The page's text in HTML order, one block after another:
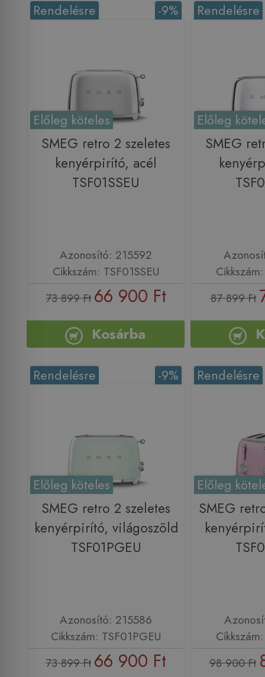
-9%
Rendelésre
Előleg köteles
SMEG retro 2 szeletes
kenyérpirító, acél
TSF01SSEU
Azonosító: 215592
Cikkszám: TSF01SSEU
73 899 Ft 66 900 Ft
Kosárba
Rendelésre
Előleg
SMEG
87 899 Ft
-9%
Rendelésre
Előleg köteles
SMEG retro 2 szeletes
kenyérpirító, világoszöld
TSF01PGEU
Azonosító: 215586
Cikkszám: TSF01PGEU
73 899 Ft 66 900 Ft
Rendelésre
Előleg
SMEG
98 900 Ft